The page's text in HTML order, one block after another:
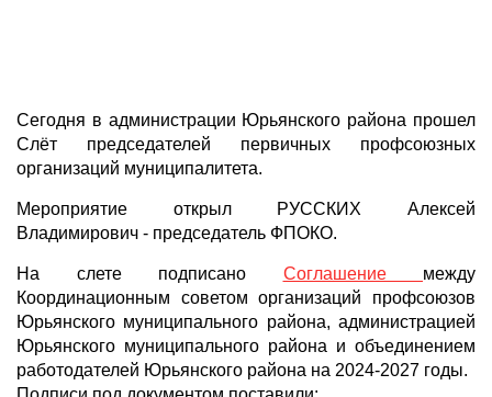
Сегодня в администрации Юрьянского района прошел
Слёт председателей первичных профсоюзных
организаций муниципалитета.
Мероприятие открыл РУССКИХ Алексей
Владимирович - председатель ФПОКО.
На слете подписано Соглашение между
Координационным советом организаций профсоюзов
Юрьянского муниципального района, администрацией
Юрьянского муниципального района и объединением
работодателей Юрьянского района на 2024-2027 годы.